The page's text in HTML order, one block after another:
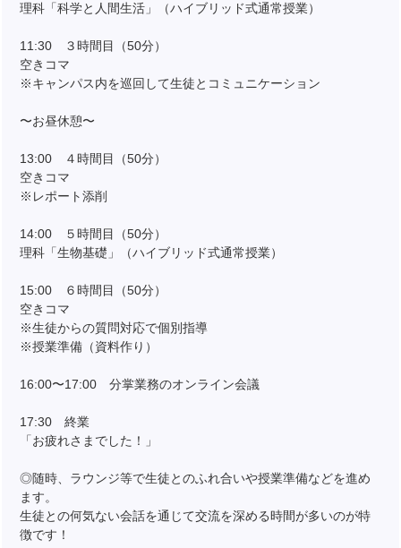
理科「科学と人間生活」（ハイブリッド式通常授業）
11:30 ３時間目（50分）
空きコマ
※キャンパス内を巡回して生徒とコミュニケーション
〜お昼休憩〜
13:00 ４時間目（50分）
空きコマ
※レポート添削
14:00 ５時間目（50分）
理科「生物基礎」（ハイブリッド式通常授業）
15:00 ６時間目（50分）
空きコマ
※生徒からの質問対応で個別指導
※授業準備（資料作り）
16:00〜17:00 分掌業務のオンライン会議
17:30 終業
「お疲れさまでした！」
◎随時、ラウンジ等で生徒とのふれ合いや授業準備などを進め
ます。
生徒との何気ない会話を通じて交流を深める時間が多いのが特
徴です！